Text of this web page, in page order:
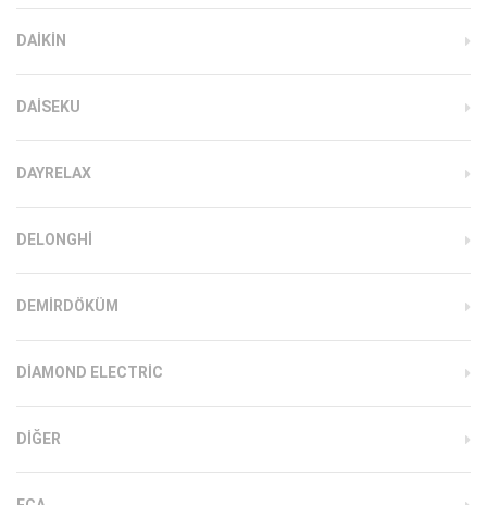
DAIKIN
DAISEKU
DAYRELAX
DELONGHI
DEMIRDÖKÜM
DIAMOND ELECTRIC
DIĞER